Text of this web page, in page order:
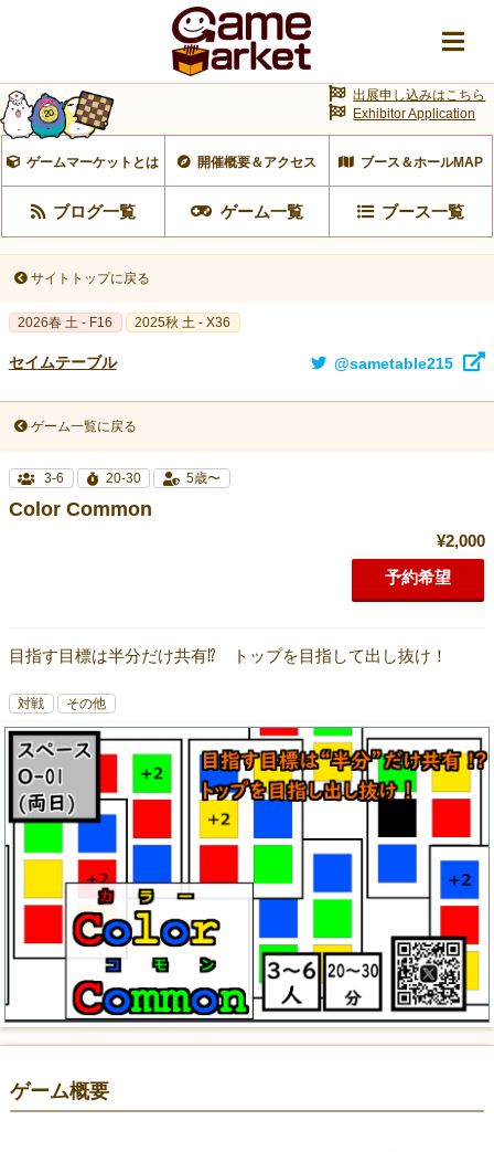
ゲームマーケットとは 開催概要＆アクセス ブース＆ホールMAP
ブログ一覧 ゲーム一覧 ブース一覧
出展申し込みはこちら
Exhibitor Application
サイトトップに戻る
2026春 土 - F16 2025秋 土 - X36
セイムテーブル @sametable215
ゲーム一覧に戻る
3-6 20-30 5歳〜
Color Common
¥2,000
予約希望
目指す目標は半分だけ共有⁉ トップを目指して出し抜け！
対戦 その他
ゲーム概要